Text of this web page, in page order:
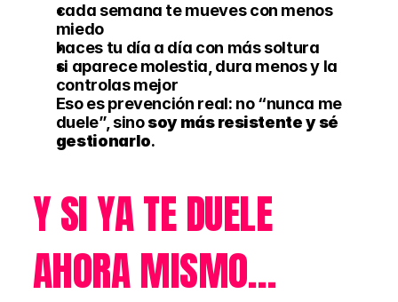
cada semana te mueves con menos
miedo
haces tu día a día con más soltura
si aparece molestia, dura menos y la
controlas mejor
Eso es prevención real: no “nunca me
duele”, sino soy más resistente y sé
gestionarlo.
Y SI YA TE DUELE
AHORA MISMO…